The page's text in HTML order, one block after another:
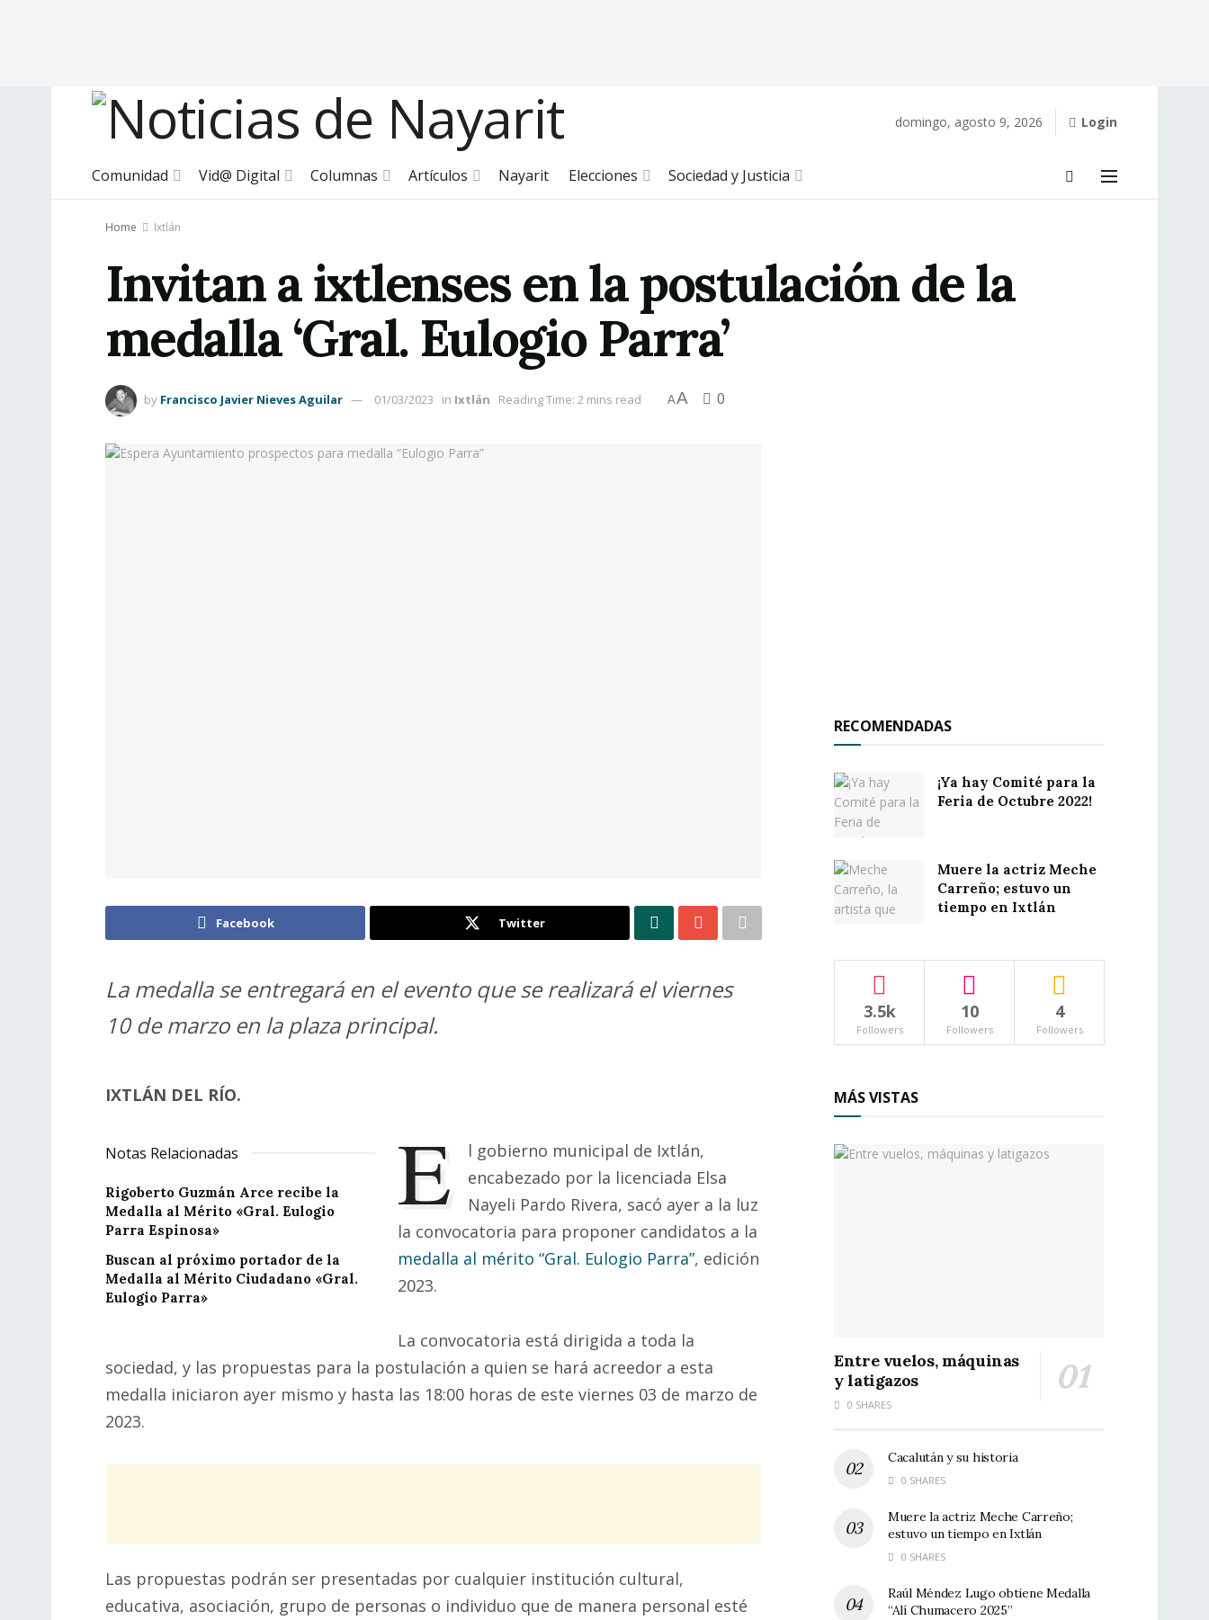
domingo, agosto 9, 2026 Login
Comunidad Vid@ Digital Columnas Artículos Nayarit Elecciones Sociedad y Justicia
Home Ixtlán
Invitan a ixtlenses en la postulación de la
medalla ‘Gral. Eulogio Parra’
by Francisco Javier Nieves Aguilar 01/03/2023 in Ixtlán Reading Time: 2 mins read AA 0
Facebook Twitter
La medalla se entregará en el evento que se realizará el viernes
10 de marzo en la plaza principal.
IXTLÁN DEL RÍO.
Notas Relacionadas
Rigoberto Guzmán Arce recibe la
Medalla al Mérito «Gral. Eulogio
Parra Espinosa»
Buscan al próximo portador de la
Medalla al Mérito Ciudadano «Gral.
Eulogio Parra»
E
l gobierno municipal de Ixtlán,
encabezado por la licenciada Elsa
Nayeli Pardo Rivera, sacó ayer a la luz
la convocatoria para proponer candidatos a la
medalla al mérito “Gral. Eulogio Parra”, edición
2023.
La convocatoria está dirigida a toda la
sociedad, y las propuestas para la postulación a quien se hará acreedor a esta
medalla iniciaron ayer mismo y hasta las 18:00 horas de este viernes 03 de marzo de
2023.
Las propuestas podrán ser presentadas por cualquier institución cultural,
educativa, asociación, grupo de personas o individuo que de manera personal esté
RECOMENDADAS
¡Ya hay Comité para la
Feria de Octubre 2022!
Muere la actriz Meche
Carreño; estuvo un
tiempo en Ixtlán
3.5k
Followers
10
Followers
4
Followers
MÁS VISTAS
Entre vuelos, máquinas
y latigazos
0 SHARES
Cacalután y su historia
0 SHARES
Muere la actriz Meche Carreño;
estuvo un tiempo en Ixtlán
0 SHARES
Raúl Méndez Lugo obtiene Medalla
“Alí Chumacero 2025”